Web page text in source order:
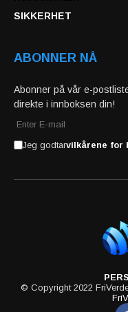
SIKKERHET
ABONNER NÅ
Abonner på vår e-
direkte i innboksen din!
Jeg godtarvilkårene for
© Copyright 2022